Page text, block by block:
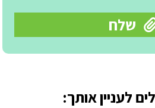
לעניין אותך: